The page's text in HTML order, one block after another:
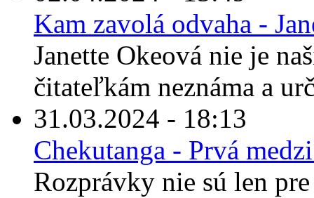
Kam zavolá odvaha -
Janette Okeová nie je
čitateľkám neznáma a
31.03.2024 - 18:13
Chekutanga - Prvá
Rozprávky nie sú len